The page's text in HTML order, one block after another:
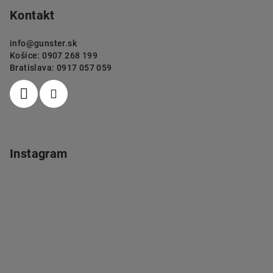
Kontakt
info@gunster.sk
Košice: 0907 268 199
Bratislava: 0917 057 059
Instagram